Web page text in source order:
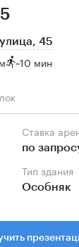
45
~10 мин
Ставка
по
Тип здания
Особняк